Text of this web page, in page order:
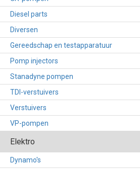
Diesel parts
Diversen
Gereedschap en testapparatuur
Pomp injectors
Stanadyne pompen
TDI-verstuivers
Verstuivers
VP-pompen
Elektro
Dynamo's